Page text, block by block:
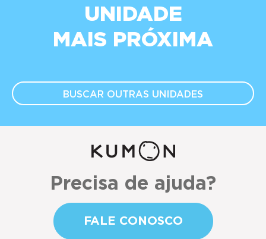
UNIDADE
MAIS PRÓXIMA
BUSCAR OUTRAS UNIDADES
Precisa de ajuda?
FALE CONOSCO